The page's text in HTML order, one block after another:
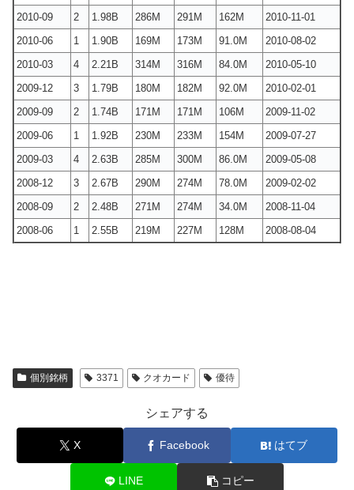
2010-09 2 1.98B 286M 291M 162M
2010-11-01
2010-06
1 1.90B 169M 173M 91.0M
2010-08-02
2010-03
4 2.21B 314M 316M 84.0M
2010-05-10
2009-12
3 1.79B 180M 182M 92.0M
2010-02-01
2009-09
2 1.74B 171M 171M 106M
2009-11-02
2009-06
1 1.92B 230M 233M 154M
2009-07-27
2009-03
4 2.63B 285M 300M 86.0M
2009-05-08
2008-12
3 2.67B 290M 274M 78.0M
2009-02-02
2008-09
2 2.48B 271M 274M 34.0M
2008-11-04
2008-06
1 2.55B 219M 227M 128M 2008-08-04
個別銘柄 3371 クオカード 優待
シェアする
X Facebook はてブ
LINE コピー